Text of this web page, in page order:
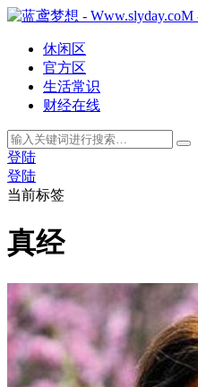
休闲区
官方区
生活常识
财经在线
登陆
登陆
当前标签
真经